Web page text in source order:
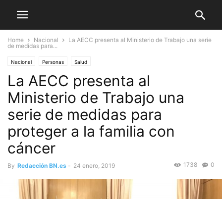
Home Nacional
La AECC presenta al Ministerio de Trabajo una serie
de medidas para...
Nacional Personas Salud
La AECC presenta al
Ministerio de Trabajo una
serie de medidas para
proteger a la familia con
cáncer
By Redacción BN.es - 24 enero, 2019 0
1738